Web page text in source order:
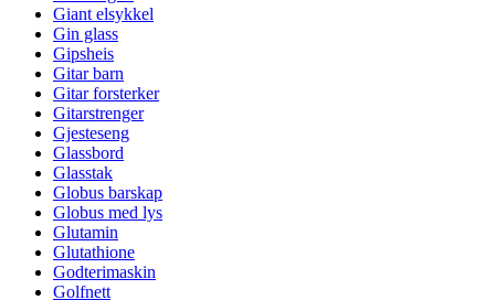
Giant elsykkel
Gin glass
Gipsheis
Gitar barn
Gitar forsterker
Gitarstrenger
Gjesteseng
Glassbord
Glasstak
Globus barskap
Globus med lys
Glutamin
Glutathione
Godterimaskin
Golfnett